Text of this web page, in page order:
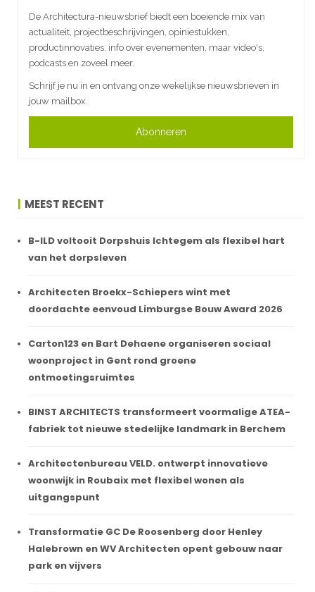
De Architectura-nieuwsbrief biedt een boeiende mix van
actualiteit, projectbeschrijvingen, opiniestukken,
productinnovaties, info over evenementen, maar video's,
podcasts en zoveel meer.
Schrijf je nu in en ontvang onze wekelijkse nieuwsbrieven in
jouw mailbox.
Abonneren
MEEST RECENT
B-ILD voltooit Dorpshuis Ichtegem als flexibel hart
van het dorpsleven
Architecten Broekx-Schiepers wint met
doordachte eenvoud Limburgse Bouw Award 2026
Carton123 en Bart Dehaene organiseren sociaal
woonproject in Gent rond groene
ontmoetingsruimtes
BINST ARCHITECTS transformeert voormalige ATEA-
fabriek tot nieuwe stedelijke landmark in Berchem
Architectenbureau VELD. ontwerpt innovatieve
woonwijk in Roubaix met flexibel wonen als
uitgangspunt
Transformatie GC De Roosenberg door Henley
Halebrown en WV Architecten opent gebouw naar
park en vijvers